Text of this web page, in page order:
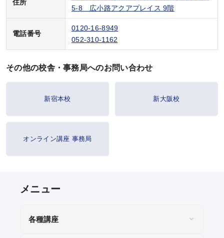
KALSをはじめる
ガイダンス情報
個別受講相談
講義スケジュール
各種申込
窓口申込
各種講座
住所
5-8 広小路アクアプレイス 9階
電話番号
0120-16-8949
052-310-1162
その他の校舎・事務局へのお問い合わせ
新宿本校 新大阪校
オンライン講座 事務局